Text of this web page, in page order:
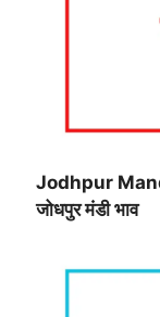
Jodhpur
जोधपुर मंडी भाव